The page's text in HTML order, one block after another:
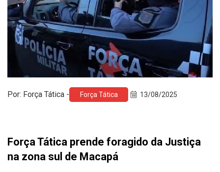
Por: Força Tática - Força Tática 13/08/2025
Força Tática prende foragido da Justiça
na zona sul de Macapá